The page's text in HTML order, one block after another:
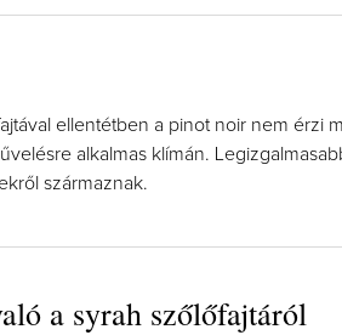
ellentétben a pinot noir nem érzi
alkalmas klímán.
származnak.
a syrah szőlőfajtáról